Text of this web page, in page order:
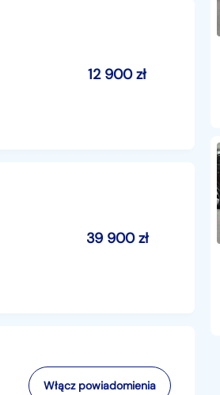
12 900zł
39 900zł
Włącz powiadomienia